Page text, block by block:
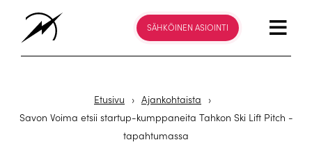
SÄHKÖINEN ASIOINTI
Etusivu › Ajankohtaista
›
Savon Voima etsii startup-kumppaneita Tahkon Ski Lift Pitch -
tapahtumassa